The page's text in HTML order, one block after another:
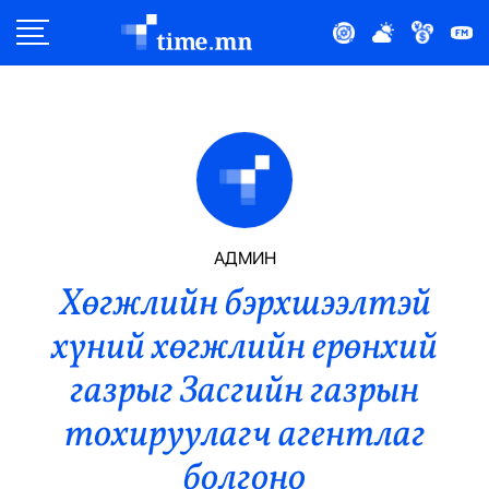
Эдийн Засаг
Нийтлэлчийн Булан
Эрүүл Мэнд
Орон Нутаг
АДМИН
Хөгжлийн бэрхшээлтэй
хүний хөгжлийн ерөнхий
газрыг Засгийн газрын
тохируулагч агентлаг